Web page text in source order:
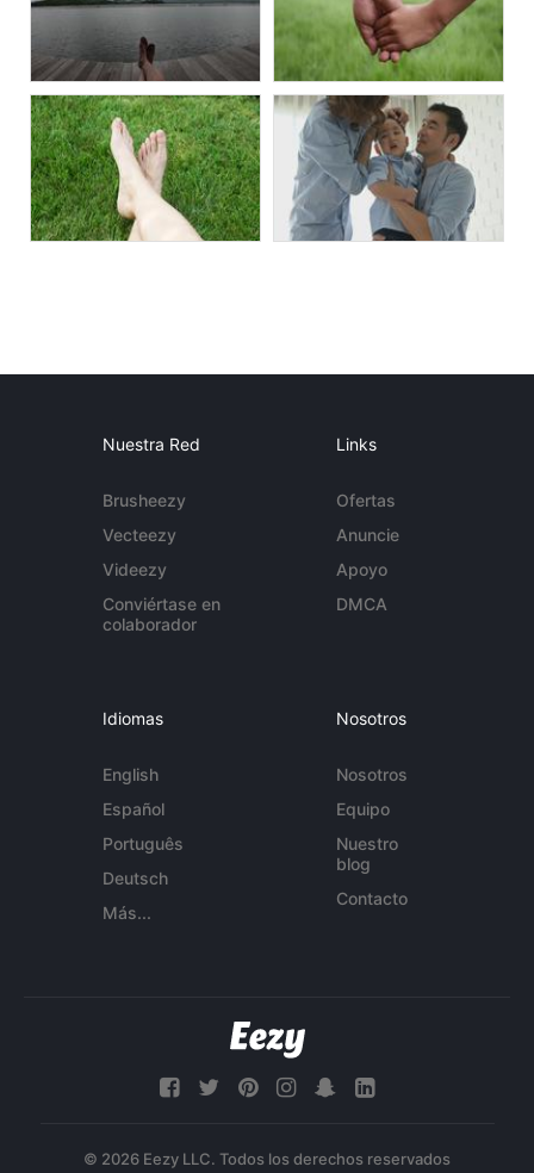
Nuestra Red
Brusheezy
Vecteezy
Videezy
Conviértase en
colaborador
Links
Ofertas
Anuncie
Apoyo
DMCA
Idiomas
English
Español
Português
Deutsch
Más...
Nosotros
Nosotros
Equipo
Nuestro
blog
Contacto
© 2026 Eezy LLC. Todos los derechos reservados